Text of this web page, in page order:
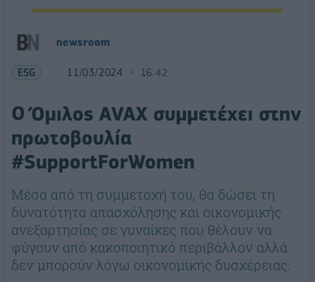
newsroom
ESG 11/03/2024 16:42
Ο Όμιλος AVAX συμμετέχει στην
πρωτοβουλία
#SupportForWomen
Μέσα από τη συμμετοχή του, θα δώσει τη
δυνατότητα απασχόλησης και οικονομικής
ανεξαρτησίας σε γυναίκες που θέλουν να
φύγουν από κακοποιητικό περιβάλλον αλλά
δεν μπορούν λόγω οικονομικής δυσχέρειας.